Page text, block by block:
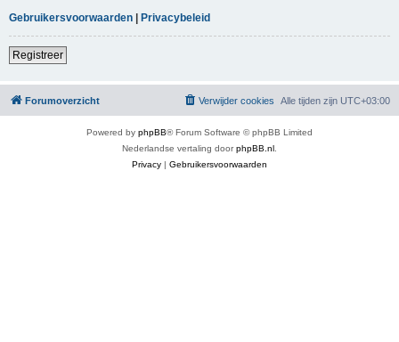
Gebruikersvoorwaarden | Privacybeleid
Registreer
Forumoverzicht Alle tijden zijn UTC+03:00
Verwijder cookies
Powered by phpBB® Forum Software © phpBB Limited
Nederlandse vertaling doorphpBB.nl
Privacy | Gebruikersvoorwaarden